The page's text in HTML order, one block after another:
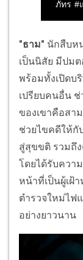
"ธาม" นักสืบห
เป็นนิสัย มีปมต
พร้อมทั้งเปิดบ
เปรียบคนอื่น
ของเขาคือสา
ช่วยไขคดีให้กั
สู่สุขขติ รวมถึง
โดยได้รับควา
หน้าที่เป็นผู้เฝ้
ตำรวจใหม่ไฟ
อย่างยาวนาน